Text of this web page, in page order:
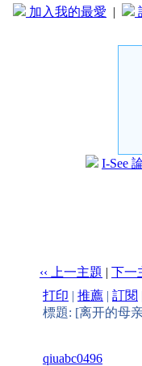
加入我的最愛 |
I-See
‹‹ 上一主題 | 下一
打印 | 推薦 | 訂閱
標題: [离开的母
qiuabc0496